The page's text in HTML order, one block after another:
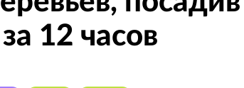
12 часов